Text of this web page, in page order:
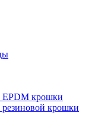
EPDM крошки
крошки